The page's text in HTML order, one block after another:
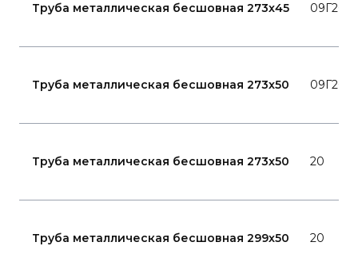
Труба металлическая бесшовная 273x45 09Г2С
Труба металлическая бесшовная 273x50 09Г2С
Труба металлическая бесшовная 273x50 20
Труба металлическая бесшовная 299x50 20